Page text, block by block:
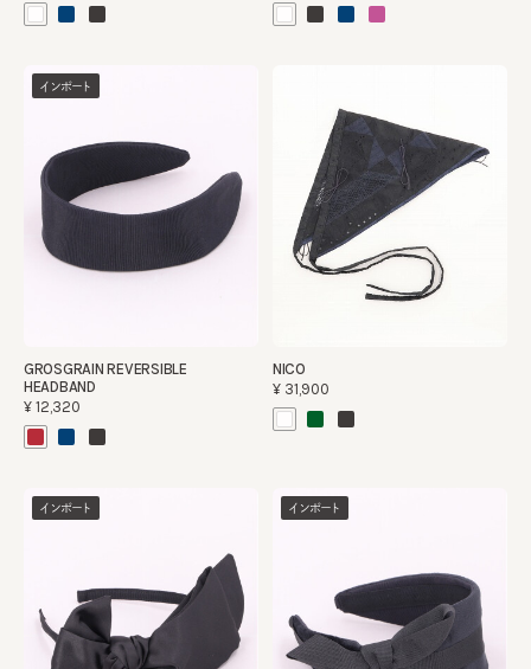
インポート
GROSGRAIN REVERSIBLE
HEADBAND
¥12,320
NICO
¥31,900
インポート インポート